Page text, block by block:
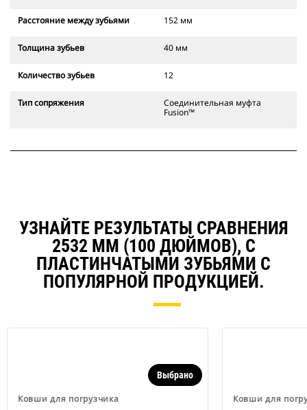
Расстояние между зубьями 152 мм
Толщина зубьев 40 мм
Количество зубьев 12
Тип сопряжения
Соединительная муфта
Fusion™
УЗНАЙТЕ РЕЗУЛЬТАТЫ СРАВНЕНИЯ
2532 ММ (100 ДЮЙМОВ), С
ПЛАСТИНЧАТЫМИ ЗУБЬЯМИ С
ПОПУЛЯРНОЙ ПРОДУКЦИЕЙ.
Ковши для погрузчика
Выбрано
Ковши для